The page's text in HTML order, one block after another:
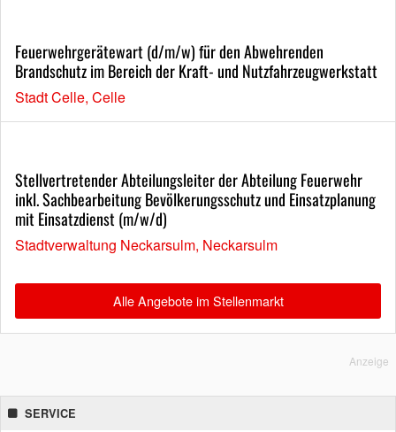
Feuerwehrgerätewart (d/m/w) für den Abwehrenden
Brandschutz im Bereich der Kraft- und Nutzfahrzeugwerkstatt
Stadt Celle, Celle
Stellvertretender Abteilungsleiter der Abteilung Feuerwehr
inkl. Sachbearbeitung Bevölkerungsschutz und Einsatzplanung
mit Einsatzdienst (m/w/d)
Stadtverwaltung Neckarsulm, Neckarsulm
Alle Angebote im Stellenmarkt
Anzeige
SERVICE